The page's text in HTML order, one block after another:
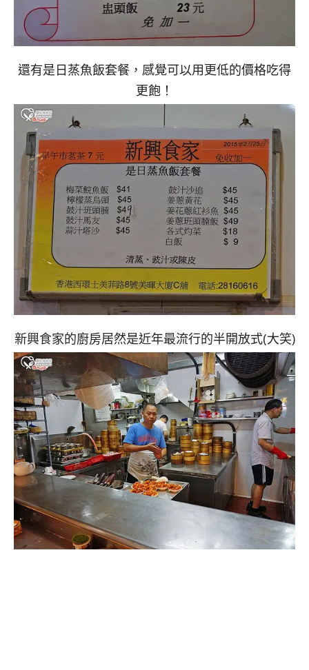
還有是日蒸魚飯套餐，感覺可以用更低的價格吃得
更飽！
新興食家的廚房居然是近年最流行的半開放式(大笑)